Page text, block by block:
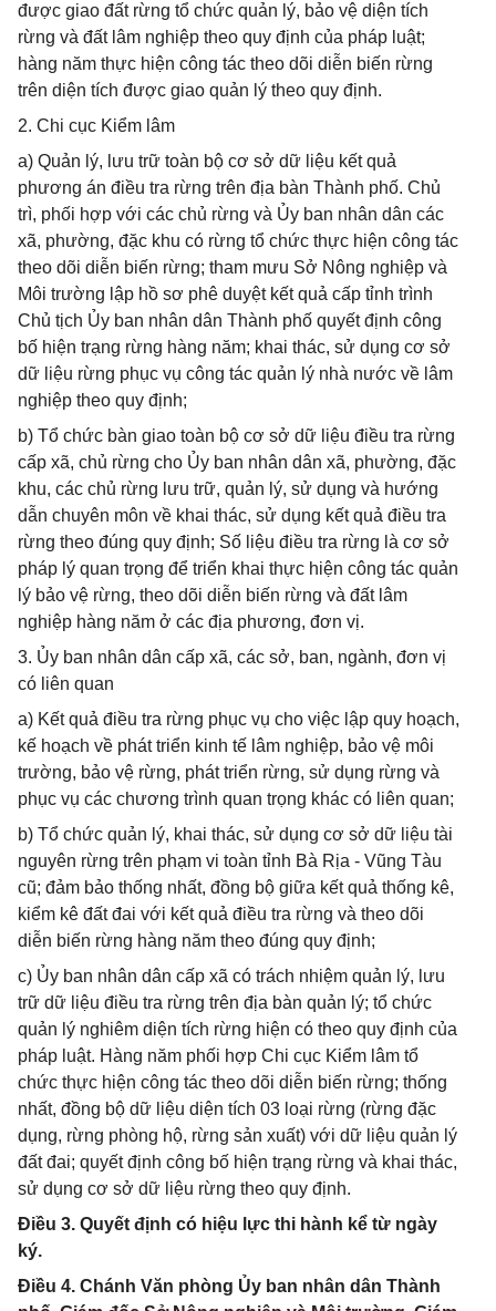
được giao đất rừng tổ chức quản lý, bảo vệ diện tích
rừng và đất lâm nghiệp theo quy định của pháp luật;
hàng năm thực hiện công tác theo dõi diễn biến rừng
trên diện tích được giao quản lý theo quy định.
2. Chi cục Kiểm lâm
a) Quản lý, lưu trữ toàn bộ cơ sở dữ liệu kết quả
phương án điều tra rừng trên địa bàn Thành phố. Chủ
trì, phối hợp với các chủ rừng và Ủy ban nhân dân các
xã, phường, đặc khu có rừng tổ chức thực hiện công tác
theo dõi diễn biến rừng; tham mưu Sở Nông nghiệp và
Môi trường lập hồ sơ phê duyệt kết quả cấp tỉnh trình
Chủ tịch Ủy ban nhân dân Thành phố quyết định công
bố hiện trạng rừng hàng năm; khai thác, sử dụng cơ sở
dữ liệu rừng phục vụ công tác quản lý nhà nước về lâm
nghiệp theo quy định;
b) Tổ chức bàn giao toàn bộ cơ sở dữ liệu điều tra rừng
cấp xã, chủ rừng cho Ủy ban nhân dân xã, phường, đặc
khu, các chủ rừng lưu trữ, quản lý, sử dụng và hướng
dẫn chuyên môn về khai thác, sử dụng kết quả điều tra
rừng theo đúng quy định; Số liệu điều tra rừng là cơ sở
pháp lý quan trọng để triển khai thực hiện công tác quản
lý bảo vệ rừng, theo dõi diễn biến rừng và đất lâm
nghiệp hàng năm ở các địa phương, đơn vị.
3. Ủy ban nhân dân cấp xã, các sở, ban, ngành, đơn vị
có liên quan
a) Kết quả điều tra rừng phục vụ cho việc lập quy hoạch,
kế hoạch về phát triển kinh tế lâm nghiệp, bảo vệ môi
trường, bảo vệ rừng, phát triển rừng, sử dụng rừng và
phục vụ các chương trình quan trọng khác có liên quan;
b) Tổ chức quản lý, khai thác, sử dụng cơ sở dữ liệu tài
nguyên rừng trên phạm vi toàn tỉnh Bà Rịa - Vũng Tàu
cũ; đảm bảo thống nhất, đồng bộ giữa kết quả thống kê,
kiểm kê đất đai với kết quả điều tra rừng và theo dõi
diễn biến rừng hàng năm theo đúng quy định;
c) Ủy ban nhân dân cấp xã có trách nhiệm quản lý, lưu
trữ dữ liệu điều tra rừng trên địa bàn quản lý; tổ chức
quản lý nghiêm diện tích rừng hiện có theo quy định của
pháp luật. Hàng năm phối hợp Chi cục Kiểm lâm tổ
chức thực hiện công tác theo dõi diễn biến rừng; thống
nhất, đồng bộ dữ liệu diện tích 03 loại rừng (rừng đặc
dụng, rừng phòng hộ, rừng sản xuất) với dữ liệu quản lý
đất đai; quyết định công bố hiện trạng rừng và khai thác,
sử dụng cơ sở dữ liệu rừng theo quy định.
Điều 3. Quyết định có hiệu lực thi hành kể từ ngày
ký.
Điều 4. Chánh Văn phòng Ủy ban nhân dân Thành